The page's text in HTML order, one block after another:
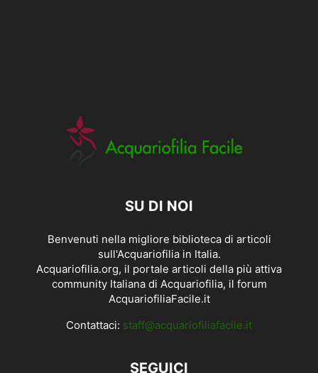
SU DI NOI
Benvenuti nella migliore biblioteca di articoli
sull'Acquariofilia in Italia.
Acquariofilia.org, il portale articoli della più attiva
community Italiana di Acquariofilia, il forum
AcquariofiliaFacile.it
Contattaci: staff@acquariofiliafacile.it
SEGUICI